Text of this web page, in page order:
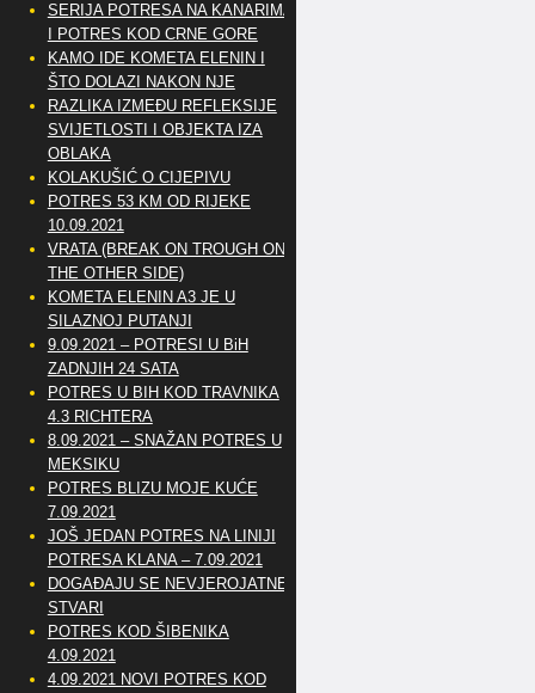
SERIJA POTRESA NA KANARIMA
I POTRES KOD CRNE GORE
KAMO IDE KOMETA ELENIN I
ŠTO DOLAZI NAKON NJE
RAZLIKA IZMEĐU REFLEKSIJE
SVIJETLOSTI I OBJEKTA IZA
OBLAKA
KOLAKUŠIĆ O CIJEPIVU
POTRES 53 KM OD RIJEKE
10.09.2021
VRATA (BREAK ON TROUGH ON
THE OTHER SIDE)
KOMETA ELENIN A3 JE U
SILAZNOJ PUTANJI
9.09.2021 – POTRESI U BiH
ZADNJIH 24 SATA
POTRES U BIH KOD TRAVNIKA
4.3 RICHTERA
8.09.2021 – SNAŽAN POTRES U
MEKSIKU
POTRES BLIZU MOJE KUĆE
7.09.2021
JOŠ JEDAN POTRES NA LINIJI
POTRESA KLANA – 7.09.2021
DOGAĐAJU SE NEVJEROJATNE
STVARI
POTRES KOD ŠIBENIKA
4.09.2021
4.09.2021 NOVI POTRES KOD